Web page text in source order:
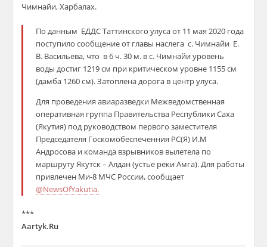
Чимнайи, Харбалах.
По данным ЕДДС Таттинского улуса от 11 мая 2020 года
поступило сообщение от главы наслега с. Чимнайи Е.
В. Васильева, что в 6 ч. 30 м. в с. Чимнайи уровень
воды достиг 1219 см при критическом уровне 1155 см
(дамба 1260 см). Затоплена дорога в центр улуса.
Для проведения авиаразведки Межведомственная
оперативная группа Правительства Республики Саха
(Якутия) под руководством первого заместителя
Председателя Госкомобеспеченния РС(Я) И.М
Андросова и команда взрывников вылетела по
маршруту Якутск – Алдан (устье реки Амга). Для работы
привлечен Ми-8 МЧС России, сообщает
@NewsOfYakutia.
***
Aartyk.Ru